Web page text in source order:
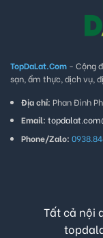
TopDaLat.Com - Cộng
sạn, ẩm thực, dịch vụ,
Địa chỉ: Phan Đình
Email:
Phone/Zalo:
Tất cả nội